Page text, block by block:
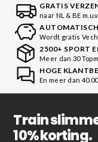
GRATIS
naar NL & BE
Wordt gratis
2500+ SPORT
Meer dan 30
HOGE
En meer dan
Train
10% korting.